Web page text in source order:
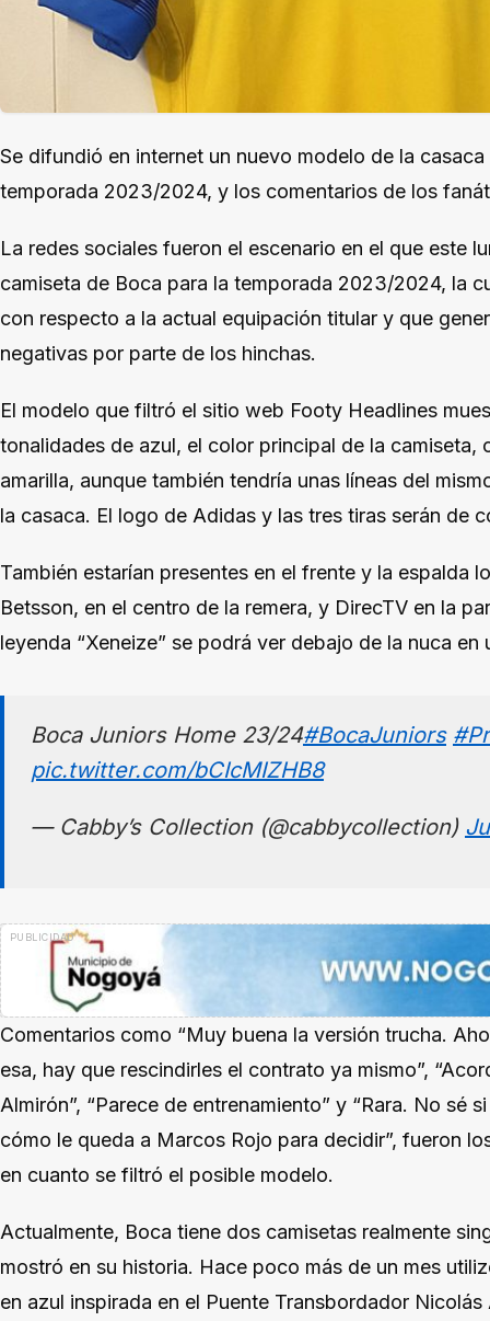
Se difundió en internet un nuevo modelo de la
temporada 2023/2024, y los comentarios de los
La redes sociales fueron el escenario en el que este
camiseta de Boca para la temporada 2023/2024, la
con respecto a la actual equipación titular y que
negativas por parte de los hinchas.
El modelo que filtró el sitio web Footy Headlines
tonalidades de azul, el color principal de la camiseta,
amarilla, aunque también tendría unas líneas del
la casaca. El logo de Adidas y las tres tiras serán de
También estarían presentes en el frente y la espalda
Betsson, en el centro de la remera, y DirecTV en la
leyenda “Xeneize” se podrá ver debajo de la nuca
Boca Juniors Home 23/24#BocaJuniors
pic.twitter.com/bCIcMIZHB8
— Cabby’s Collection (@cabbycollection)
Comentarios como “Muy buena la versión trucha.
esa, hay que rescindirles el contrato ya mismo”,
Almirón”, “Parece de entrenamiento” y “Rara. No sé
cómo le queda a Marcos Rojo para decidir”, fueron
en cuanto se filtró el posible modelo.
Actualmente, Boca tiene dos camisetas realmente
mostró en su historia. Hace poco más de un mes
en azul inspirada en el Puente Transbordador